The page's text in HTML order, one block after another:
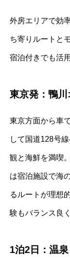
外房エリアで効
ち寄りルートと
宿泊付きでも活
東京発：鴨
東京方面から車
して国道128号
観と海鮮を満喫
は宿泊施設で海
るルートが理想
験もバランス良
1泊2日：温